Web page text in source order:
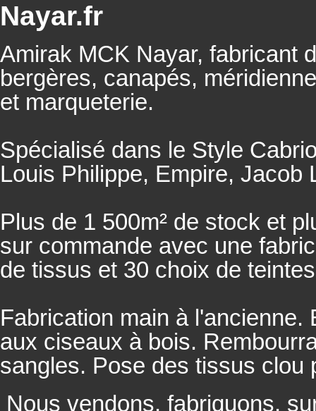
Nayar.fr
Amirak MCK Nayar, fabricant
bergères, canapés,
et marqueterie.
Spécialisé dans le Style
Louis Philippe, Empire, Jacob
Plus de 1 500m² de stock et
sur commande avec une
de tissus et 30 choix de
Fabrication main à
aux ciseaux à bois.
sangles. Pose des tissus clou
Nous vendons, fabriquons,